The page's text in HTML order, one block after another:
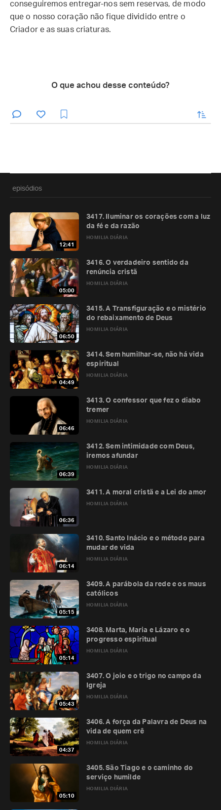
conseguiremos entregar-nos sem reservas, de modo
que o nosso coração não fique dividido entre o
Criador e as suas criaturas.
O que achou desse conteúdo?
enviar
episódios
12:41
HOMILIA DIÁRIA
3417. Iluminar os corações com a luz
da fé e da razão
05:00
HOMILIA DIÁRIA
3416. O verdadeiro sentido da
renúncia cristã
06:50
HOMILIA DIÁRIA
3415. A Transfiguração e o mistério
do rebaixamento de Deus
04:49
HOMILIA DIÁRIA
3414. Sem humilhar-se, não há vida
espiritual
06:46
HOMILIA DIÁRIA
3413. O confessor que fez o diabo
tremer
06:39
HOMILIA DIÁRIA
3412. Sem intimidade com Deus,
iremos afundar
06:36
HOMILIA DIÁRIA
3411. A moral cristã e a Lei do amor
06:14
HOMILIA DIÁRIA
3410. Santo Inácio e o método para
mudar de vida
05:15
HOMILIA DIÁRIA
3409. A parábola da rede e os maus
católicos
05:14
HOMILIA DIÁRIA
3408. Marta, Maria e Lázaro e o
progresso espiritual
05:43
HOMILIA DIÁRIA
3407. O joio e o trigo no campo da
Igreja
04:37
HOMILIA DIÁRIA
3406. A força da Palavra de Deus na
vida de quem crê
05:10
HOMILIA DIÁRIA
3405. São Tiago e o caminho do
serviço humilde